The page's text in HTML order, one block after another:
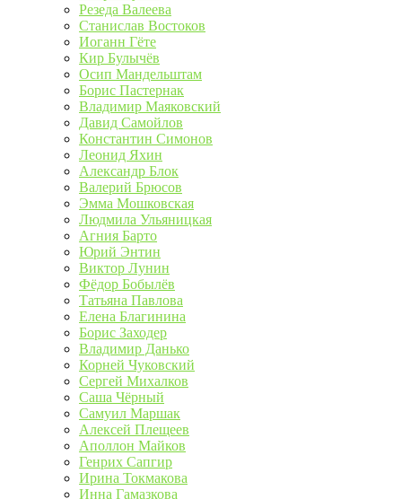
Резеда Валеева
Станислав Востоков
Иоганн Гёте
Кир Булычёв
Осип Мандельштам
Борис Пастернак
Владимир Маяковский
Давид Самойлов
Константин Симонов
Леонид Яхин
Александр Блок
Валерий Брюсов
Эмма Мошковская
Людмила Ульяницкая
Агния Барто
Юрий Энтин
Виктор Лунин
Фёдор Бобылёв
Татьяна Павлова
Елена Благинина
Борис Заходер
Владимир Данько
Корней Чуковский
Сергей Михалков
Саша Чёрный
Самуил Маршак
Алексей Плещеев
Аполлон Майков
Генрих Сапгир
Ирина Токмакова
Инна Гамазкова